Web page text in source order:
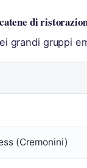
di
grandi gruppi
(Cremonini)